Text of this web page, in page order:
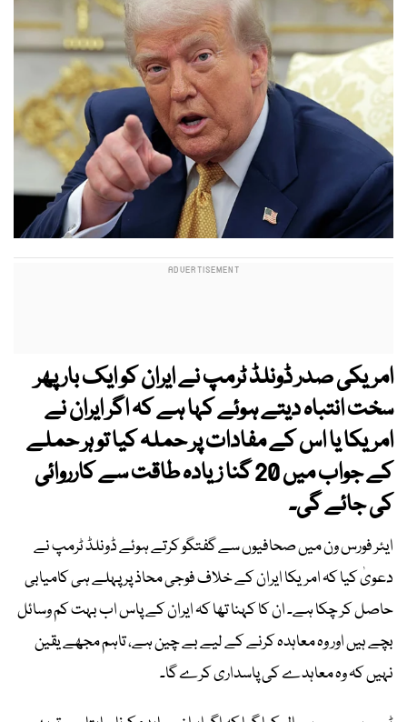
امریکی صدر ڈونلڈ ٹرمپ نے ایران کو ایک بار پھر
سخت انتباہ دیتے ہوئے کہا ہے کہ اگر ایران نے
امریکا یا اس کے مفادات پر حملہ کیا تو ہر حملے
کے جواب میں 20 گنا زیادہ طاقت سے کارروائی
کی جائے گی۔
ایئر فورس ون میں صحافیوں سے گفتگو کرتے ہوئے ڈونلڈ ٹرمپ نے
دعویٰ کیا کہ امریکا ایران کے خلاف فوجی محاذ پر پہلے ہی کامیابی
حاصل کر چکا ہے۔ ان کا کہنا تھا کہ ایران کے پاس اب بہت کم وسائل
بچے ہیں اور وہ معاہدہ کرنے کے لیے بے چین ہے، تاہم مجھے یقین
نہیں کہ وہ معاہدے کی پاسداری کرے گا۔